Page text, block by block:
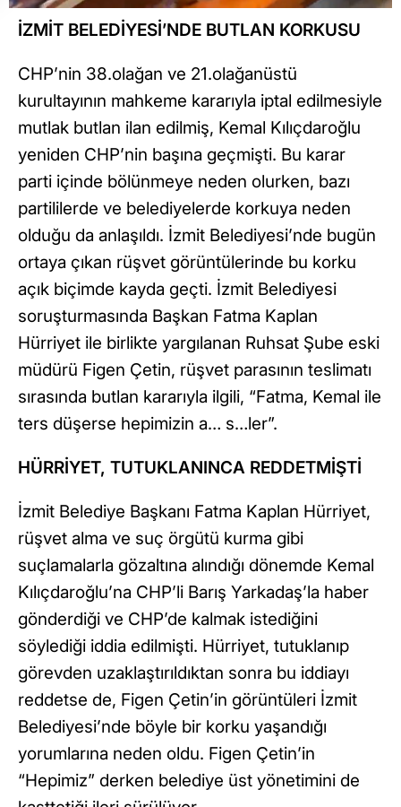
İZMİT BELEDİYESİ’NDE BUTLAN KORKUSU
CHP’nin 38.olağan ve 21.olağanüstü
kurultayının mahkeme kararıyla iptal edilmesiyle
mutlak butlan ilan edilmiş, Kemal Kılıçdaroğlu
yeniden CHP’nin başına geçmişti. Bu karar
parti içinde bölünmeye neden olurken, bazı
partililerde ve belediyelerde korkuya neden
olduğu da anlaşıldı. İzmit Belediyesi’nde bugün
ortaya çıkan rüşvet görüntülerinde bu korku
açık biçimde kayda geçti. İzmit Belediyesi
soruşturmasında Başkan Fatma Kaplan
Hürriyet ile birlikte yargılanan Ruhsat Şube eski
müdürü Figen Çetin, rüşvet parasının teslimatı
sırasında butlan kararıyla ilgili, “Fatma, Kemal ile
ters düşerse hepimizin a… s…ler”.
HÜRRİYET, TUTUKLANINCA REDDETMİŞTİ
İzmit Belediye Başkanı Fatma Kaplan Hürriyet,
rüşvet alma ve suç örgütü kurma gibi
suçlamalarla gözaltına alındığı dönemde Kemal
Kılıçdaroğlu’na CHP’li Barış Yarkadaş’la haber
gönderdiği ve CHP’de kalmak istediğini
söylediği iddia edilmişti. Hürriyet, tutuklanıp
görevden uzaklaştırıldıktan sonra bu iddiayı
reddetse de, Figen Çetin’in görüntüleri İzmit
Belediyesi’nde böyle bir korku yaşandığı
yorumlarına neden oldu. Figen Çetin’in
“Hepimiz” derken belediye üst yönetimini de